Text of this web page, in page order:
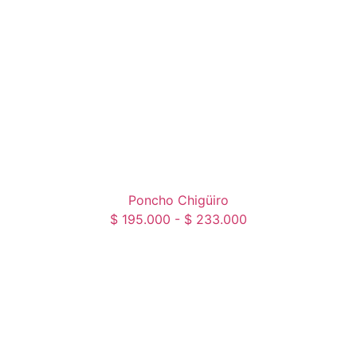
Poncho Chigüiro
$ 195.000 - $ 233.000